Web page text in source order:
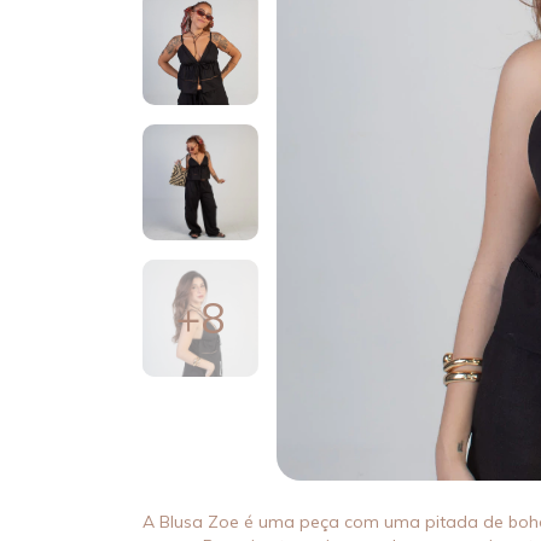
+8
A Blusa Zoe é uma peça com uma pitada de